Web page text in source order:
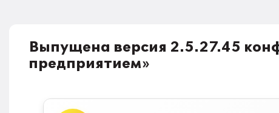
Выпущена версия 2.5.27.45
предприятием»